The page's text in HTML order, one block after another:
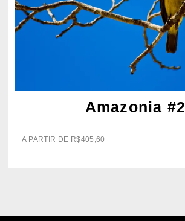
Amazonia #2
A PARTIR DE R$405,60